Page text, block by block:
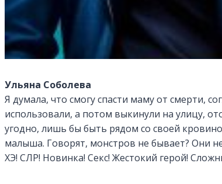
Ульяна Соболева
Я думала, что смогу спасти маму от смерти,
использовали, а потом выкинули на улицу,
угодно, лишь бы быть рядом со своей
малыша. Говорят, монстров не бывает? Они
ХЭ! СЛР! Новинка! Секс! Жестокий герой!